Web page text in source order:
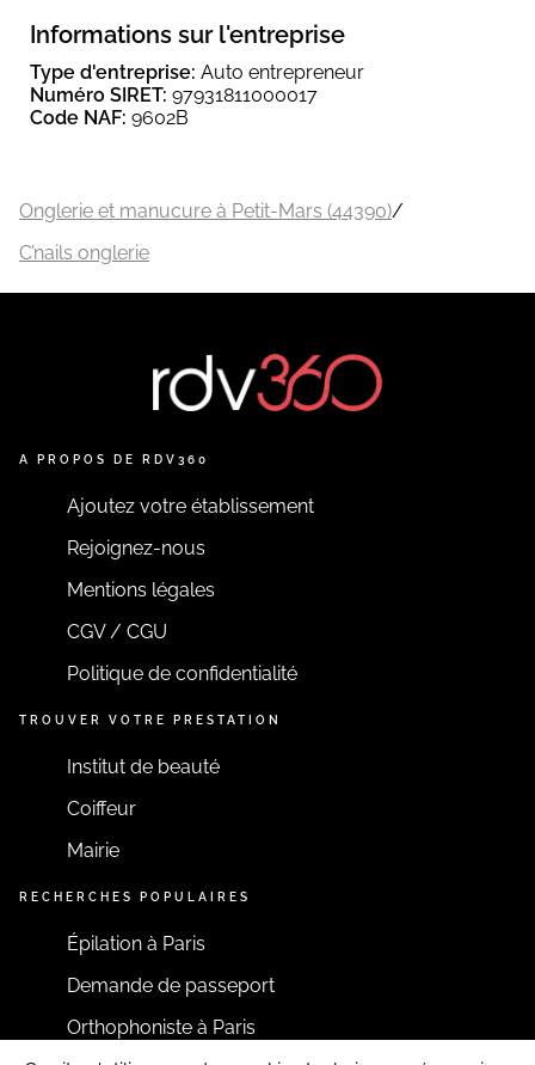
Informations sur l'entreprise
Type d'entreprise: Auto entrepreneur
Numéro SIRET: 97931811000017
Code NAF: 9602B
Onglerie et manucure à Petit-Mars (44390)/
C’nails onglerie
A PROPOS DE RDV360
Ajoutez votre établissement
Rejoignez-nous
Mentions légales
CGV / CGU
Politique de confidentialité
TROUVER VOTRE PRESTATION
Institut de beauté
Coiffeur
Mairie
RECHERCHES POPULAIRES
Épilation à Paris
Demande de passeport
Orthophoniste à Paris